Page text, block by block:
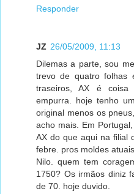
Responder
JZ 26/05/2009, 11:13
Dilemas a parte, sou
trevo de quatro folhas
traseiros, AX é
empurra. hoje tenho
original menos os
acho mais. Em
AX do que aqui na filial
febre. pros moldes
Nilo. quem tem
1750? Os irmãos diniz
de 70. hoje duvido.